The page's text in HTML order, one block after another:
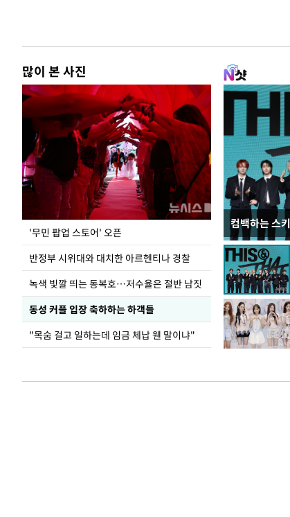
많이 본 사진
'무민 팝업 스토어' 오픈
반정부 시위대와 대치한 아르헨티나 경찰
녹색 빛깔 띄는 동복호…저수율은 절반 남짓
동성 커플 입장 축하하는 하객들
"목숨 걸고 일하는데 임금 체납 웬 말이냐"
컴백하는 스
지석천 뒤덮